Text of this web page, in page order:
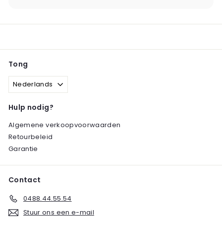
Tong
Nederlands
Hulp nodig?
Algemene verkoopvoorwaarden
Retourbeleid
Garantie
Contact
0488.44.55.54
Stuur ons een e-mail